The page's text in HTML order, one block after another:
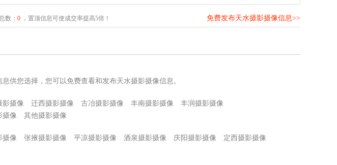
数： 0，置顶信息可使成交率提高5倍！ 免费发布天水摄影摄像信息>>
供您选择，您可以免费查看和发布天水摄影摄像信息。
影摄像 迁西摄影摄像 古冶摄影摄像 丰南摄影摄像
丰润摄影摄像
摄像 其他摄影摄像
摄像 张掖摄影摄像 平凉摄影摄像 酒泉摄影摄像 庆阳摄影摄像
定西摄影摄像